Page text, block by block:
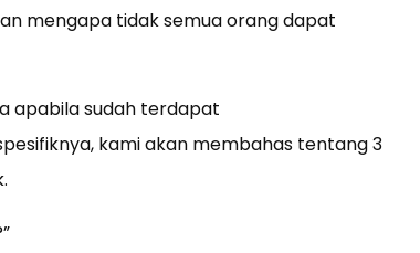
mengapa tidak semua orang dapat
apabila sudah terdapat
kami akan membahas tentang 3